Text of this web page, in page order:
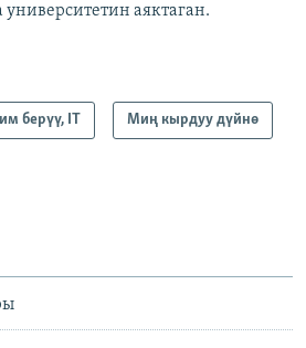
аяктаган.
берүү, IT Миң кырдуу дүйнө